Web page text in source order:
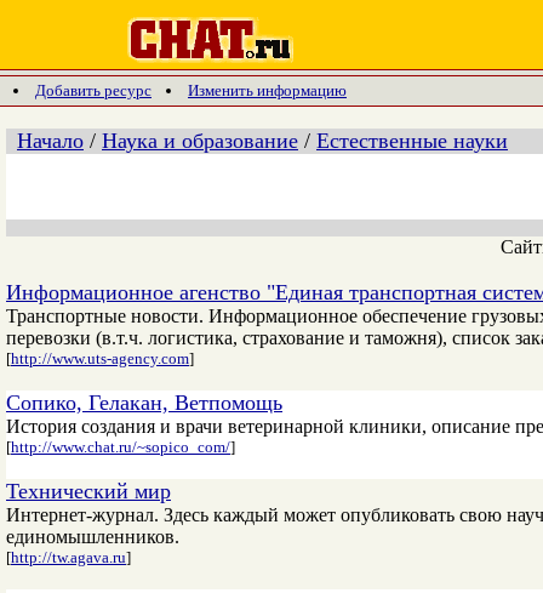
Добавить ресурс Изменить информацию
Начало / Наука и образование / Естественные науки
Информационное агенство "Единая транспортная
Транспортные новости. Информационное обеспечение
перевозки (в.т.ч. логистика, страхование и таможня), список
[http://www.uts-agency.com]
Сопико, Гелакан, Ветпомощь
История создания и врачи ветеринарной клиники, описание
[http://www.chat.ru/~sopico_com/]
Технический мир
Интернет-журнал. Здесь каждый может опубликовать свою
единомышленников.
[http://tw.agava.ru]